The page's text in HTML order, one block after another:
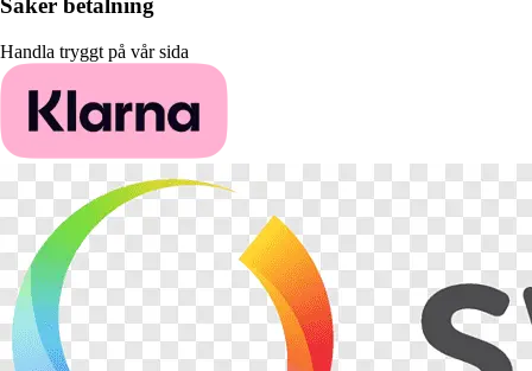
Säker betalning
Handla tryggt på vår sida